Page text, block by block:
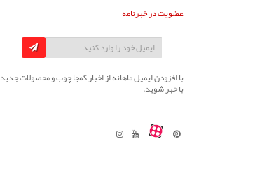
عضویت در خبرنامه
با افزودن ایمیل ماهانه از اخبار کمجا چوب و محصولات جدید
با خبر شوید.